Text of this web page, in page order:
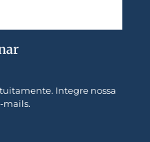
Integre nossa
mails.